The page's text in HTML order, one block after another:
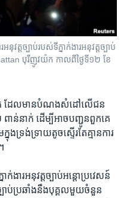
វត្ត​ច្បាប់​របស់​ទីភ្នាក់ងារ​អនុវត្ត​ច្បាប់​
បុរី​ញូវយ៉ក កាលពី​ថ្ងៃទី១២ ខែ
រិក ដែល​មាន​បំណង​សំដៅ​លើ​ជន​
ាន់​នាក់ ដើម្បី​អាច​បញ្ជូន​ពួកគេ​
ទ្រង់ទ្រាយ​តូច​ស្ទើរតែ​គ្មាន​ការ​
ារ​អនុវត្ត​ច្បាប់​អន្តោប្រវេសន៍
ាប់​ប្រឆាំង​នឹង​បុគ្គល​មួយ​ចំនួន​